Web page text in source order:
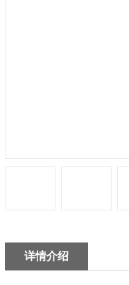
详情介绍